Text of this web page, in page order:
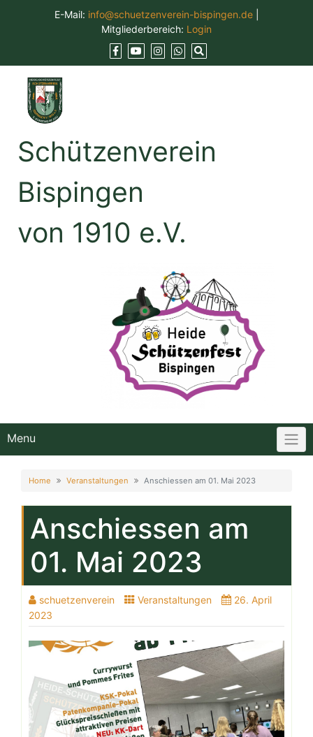
E-Mail: info@schuetzenverein-bispingen.de|
Mitgliederbereich: Login
Schützenverein
Bispingen
von 1910 e.V.
Menu
Home Veranstaltungen Anschiessen am 01. Mai 2023
Anschiessen am
01. Mai 2023
schuetzenverein Veranstaltungen
26. April
2023